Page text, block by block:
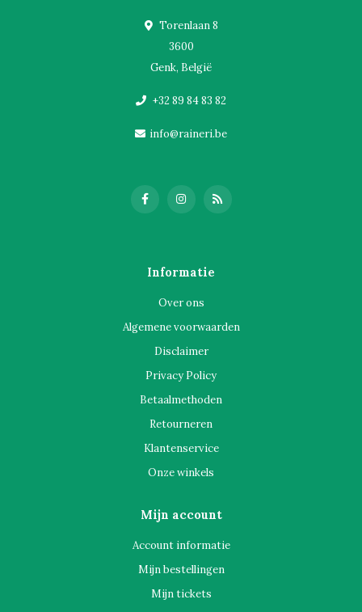
Torenlaan 8
3600
Genk, België
+32 89 84 83 82
info@raineri.be
Informatie
Over ons
Algemene voorwaarden
Disclaimer
Privacy Policy
Betaalmethoden
Retourneren
Klantenservice
Onze winkels
Mijn account
Account informatie
Mijn bestellingen
Mijn tickets